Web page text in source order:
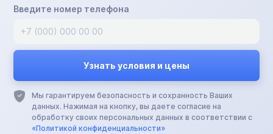
Введите номер телефона
Мы гарантируем безопасность и сохранность Ваших
данных. Нажимая на кнопку, вы даете согласие на
обработку своих персональных данных в соответствии с
«Политикой конфиденциальности»